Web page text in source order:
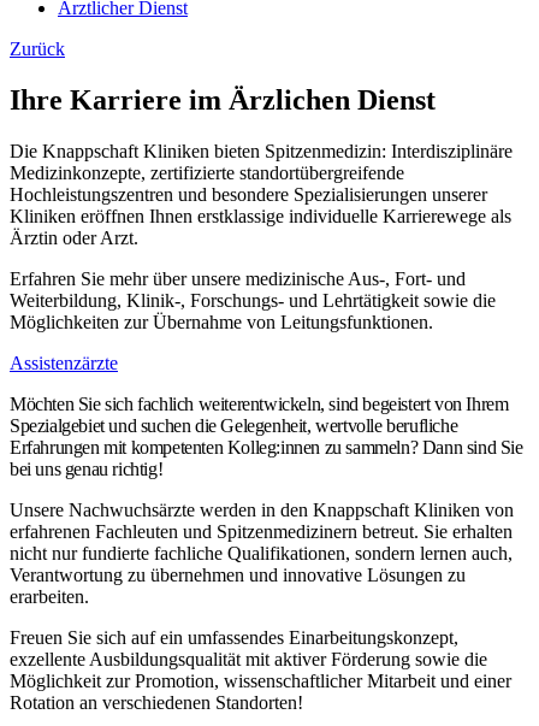
Ärztlicher Dienst
Zurück
Ihre Karriere im Ärzlichen Dienst
Die Knappschaft Kliniken bieten Spitzenmedizin: Interdisziplinäre
Medizinkonzepte, zertifizierte standortübergreifende
Hochleistungszentren und besondere Spezialisierungen unserer
Kliniken eröffnen Ihnen erstklassige individuelle Karrierewege als
Ärztin oder Arzt.
Erfahren Sie mehr über unsere medizinische Aus-, Fort- und
Weiterbildung, Klinik-, Forschungs- und Lehrtätigkeit sowie die
Möglichkeiten zur Übernahme von Leitungsfunktionen.
Assistenzärzte
Möchten Sie sich fachlich weiterentwickeln, sind begeistert von Ihrem
Spezialgebiet und suchen die Gelegenheit, wertvolle berufliche
Erfahrungen mit kompetenten Kolleg:innen zu sammeln? Dann sind Sie
bei uns genau richtig!
Unsere Nachwuchsärzte werden in den Knappschaft Kliniken von
erfahrenen Fachleuten und Spitzenmedizinern betreut. Sie erhalten
nicht nur fundierte fachliche Qualifikationen, sondern lernen auch,
Verantwortung zu übernehmen und innovative Lösungen zu
erarbeiten.
Freuen Sie sich auf ein umfassendes Einarbeitungskonzept,
exzellente Ausbildungsqualität mit aktiver Förderung sowie die
Möglichkeit zur Promotion, wissenschaftlicher Mitarbeit und einer
Rotation an verschiedenen Standorten!